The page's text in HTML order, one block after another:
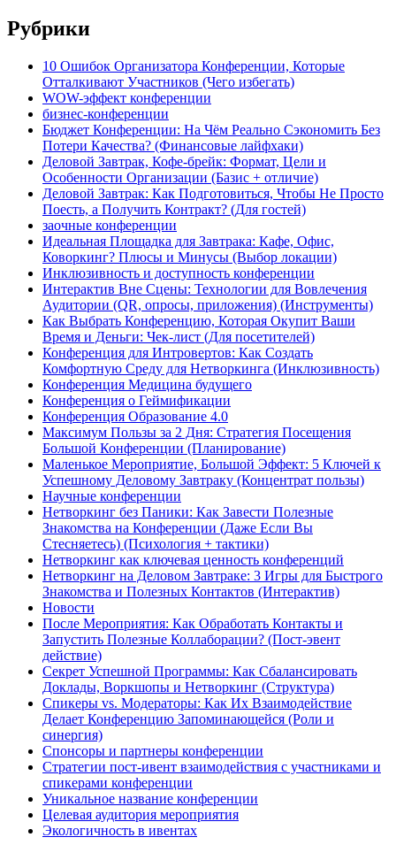
Рубрики
10 Ошибок Организатора Конференции, Которые
Отталкивают Участников (Чего избегать)
WOW-эффект конференции
бизнес-конференции
Бюджет Конференции: На Чём Реально Сэкономить Без
Потери Качества? (Финансовые лайфхаки)
Деловой Завтрак, Кофе-брейк: Формат, Цели и
Особенности Организации (Базис + отличие)
Деловой Завтрак: Как Подготовиться, Чтобы Не Просто
Поесть, а Получить Контракт? (Для гостей)
заочные конференции
Идеальная Площадка для Завтрака: Кафе, Офис,
Коворкинг? Плюсы и Минусы (Выбор локации)
Инклюзивность и доступность конференции
Интерактив Вне Сцены: Технологии для Вовлечения
Аудитории (QR, опросы, приложения) (Инструменты)
Как Выбрать Конференцию, Которая Окупит Ваши
Время и Деньги: Чек-лист (Для посетителей)
Конференция для Интровертов: Как Создать
Комфортную Среду для Нетворкинга (Инклюзивность)
Конференция Медицина будущего
Конференция о Геймификации
Конференция Образование 4.0
Максимум Пользы за 2 Дня: Стратегия Посещения
Большой Конференции (Планирование)
Маленькое Мероприятие, Большой Эффект: 5 Ключей к
Успешному Деловому Завтраку (Концентрат пользы)
Научные конференции
Нетворкинг без Паники: Как Завести Полезные
Знакомства на Конференции (Даже Если Вы
Стесняетесь) (Психология + тактики)
Нетворкинг как ключевая ценность конференций
Нетворкинг на Деловом Завтраке: 3 Игры для Быстрого
Знакомства и Полезных Контактов (Интерактив)
Новости
После Мероприятия: Как Обработать Контакты и
Запустить Полезные Коллаборации? (Пост-эвент
действие)
Секрет Успешной Программы: Как Сбалансировать
Доклады, Воркшопы и Нетворкинг (Структура)
Спикеры vs. Модераторы: Как Их Взаимодействие
Делает Конференцию Запоминающейся (Роли и
синергия)
Спонсоры и партнеры конференции
Стратегии пост-ивент взаимодействия с участниками и
спикерами конференции
Уникальное название конференции
Целевая аудитория мероприятия
Экологичность в ивентах